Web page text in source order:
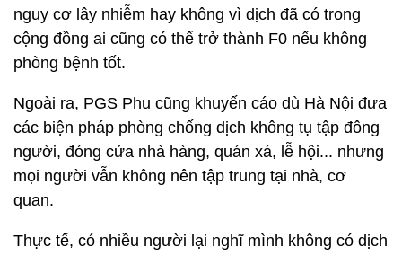
nguy cơ lây nhiễm hay không vì dịch đã có trong
cộng đồng ai cũng có thể trở thành F0 nếu không
phòng bệnh tốt.
Ngoài ra, PGS Phu cũng khuyến cáo dù Hà Nội đưa
các biện pháp phòng chống dịch không tụ tập đông
người, đóng cửa nhà hàng, quán xá, lễ hội... nhưng
mọi người vẫn không nên tập trung tại nhà, cơ
quan.
Thực tế, có nhiều người lại nghĩ mình không có dịch